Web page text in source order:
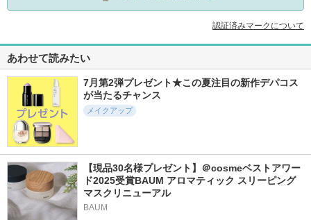
認証済みマークについて
あわせて読みたい
7月第2弾プレゼント★この夏注目の新作デパコス
が当たるチャンス
メイクアップ
【現品30名様プレゼント】＠cosmeベストアワー
ド2025受賞BAUM アロマティック スリーピング
マスクリニューアル
BAUM